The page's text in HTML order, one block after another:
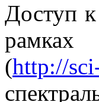
Доступ
рамках
(http://